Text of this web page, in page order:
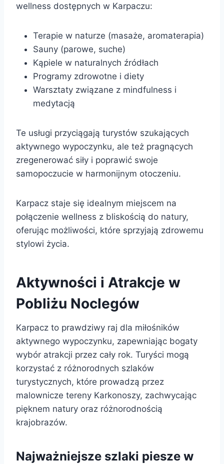
wellness dostępnych w Karpaczu:
Terapie w naturze (masaże, aromaterapia)
Sauny (parowe, suche)
Kąpiele w naturalnych źródłach
Programy zdrowotne i diety
Warsztaty związane z mindfulness i
medytacją
Te usługi przyciągają turystów szukających
aktywnego wypoczynku, ale też pragnących
zregenerować siły i poprawić swoje
samopoczucie w harmonijnym otoczeniu.
Karpacz staje się idealnym miejscem na
połączenie wellness z bliskością do natury,
oferując możliwości, które sprzyjają zdrowemu
stylowi życia.
Aktywności i Atrakcje w
Pobliżu Noclegów
Karpacz to prawdziwy raj dla miłośników
aktywnego wypoczynku, zapewniając bogaty
wybór atrakcji przez cały rok. Turyści mogą
korzystać z różnorodnych szlaków
turystycznych, które prowadzą przez
malownicze tereny Karkonoszy, zachwycając
pięknem natury oraz różnorodnością
krajobrazów.
Najważniejsze szlaki piesze w